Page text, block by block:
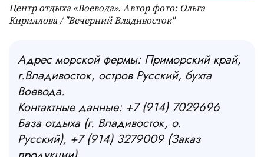
Центр отдыха «Воевода». Автор фото: Ольга
Кириллова / "Вечерний Владивосток"
Адрес морской фермы: Приморский край,
г.Владивосток, остров Русский, бухта
Воевода.
Контактные данные: +7 (914) 7029696
База отдыха (г. Владивосток, о.
Русский), +7 (914) 3279009 (Заказ